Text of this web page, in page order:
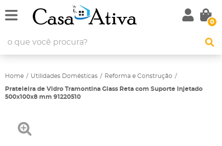
0
Home Utilidades Domésticas Reforma e Construção
Prateleira de Vidro Tramontina Glass Reta com Suporte Injetado
500x100x8 mm 91220510